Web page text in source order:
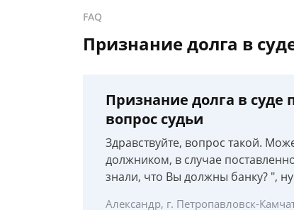
FAQ
Признание долга в
Признание долга в суде
вопрос судьи
Здравствуйте, вопрос такой.
должником, в случае
знали, что Вы должны банку? ",
Александр, г. Петропавловск-